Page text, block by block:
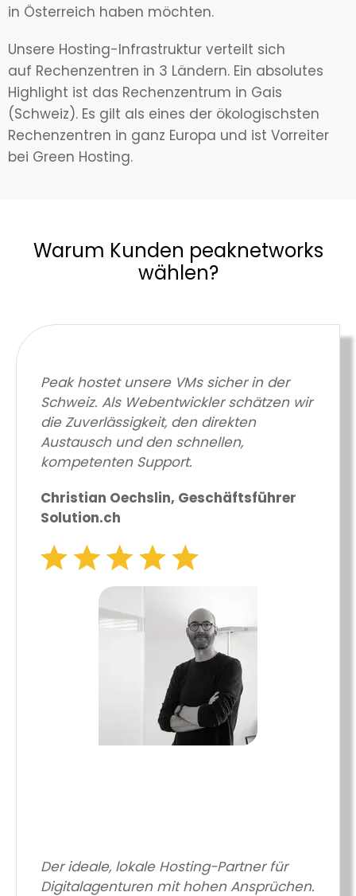
in Österreich haben möchten.
Unsere Hosting-Infrastruktur verteilt sich
auf Rechenzentren in 3 Ländern. Ein absolutes
Highlight ist das Rechenzentrum in Gais
(Schweiz). Es gilt als eines der ökologischsten
Rechenzentren in ganz Europa und ist Vorreiter
bei Green Hosting.
Warum Kunden peaknetworks
wählen?
Peak hostet unsere VMs sicher in der
Schweiz. Als Webentwickler schätzen wir
die Zuverlässigkeit, den direkten
Austausch und den schnellen,
kompetenten Support.
Christian Oechslin, Geschäftsführer
Solution.ch
Der ideale, lokale Hosting-Partner für
Digitalagenturen mit hohen Ansprüchen.